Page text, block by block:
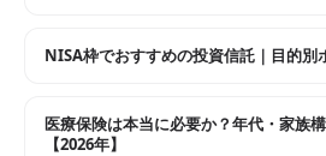
NISA枠でおすすめの投資信託｜目的別
医療保険は本当に必要か？年代・家族
【2026年】